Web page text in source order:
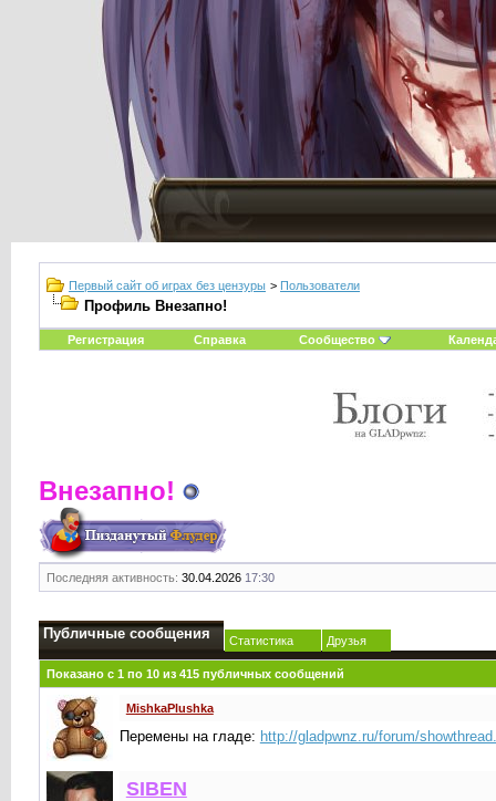
Первый сайт об играх без цензуры > Пользователи
Профиль Внезапнo!
Регистрация Справка Сообщество
Внезапнo!
Последняя активность: 30.04.2026 17:30
Публичные сообщения Статистика Друзья
Показано с 1 по 10из 415публичных сообщений
MishkaPlushka
Перемены на гладе: http://gladpwnz.ru/forum/
SIBEN